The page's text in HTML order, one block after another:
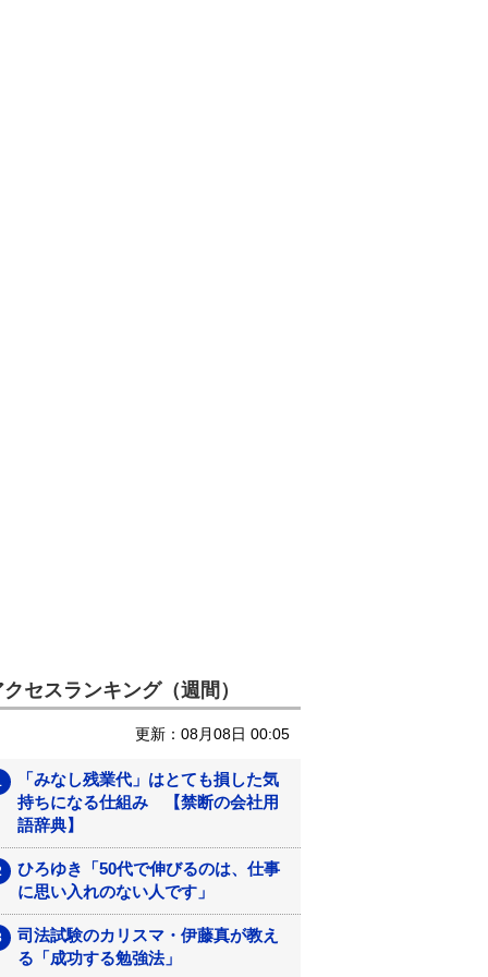
セスランキング（週間）
更新：08月08日 00:05
「みなし残業代」はとても損した気
持ちになる仕組み 【禁断の会社用
語辞典】
ひろゆき「50代で伸びるのは、仕事
に思い入れのない人です」
司法試験のカリスマ・伊藤真が教え
る「成功する勉強法」